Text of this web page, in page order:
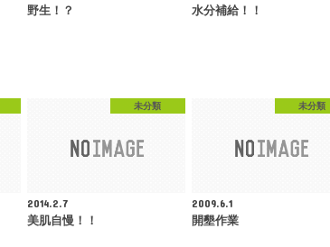
野生！？
水分補給！！
未分類
2014.2.7
美肌自慢！！
未分類
2009.6.1
開墾作業